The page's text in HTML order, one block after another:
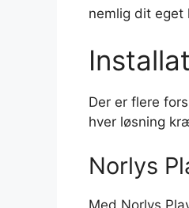
nemlig dit eget
Der er flere
hver løsning
Norlys
Med Norlys